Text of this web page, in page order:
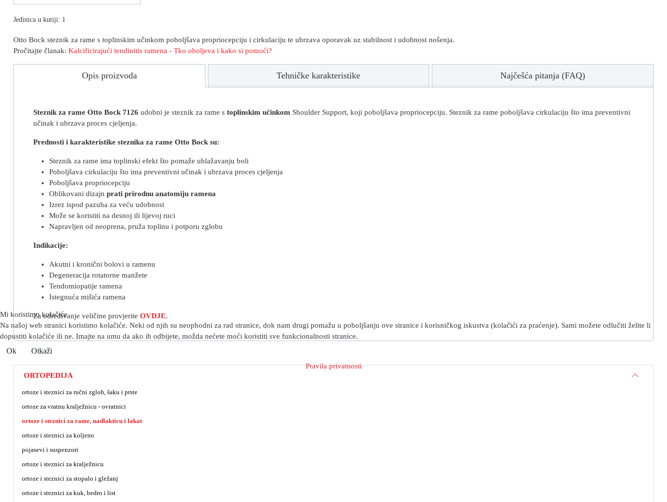
ORTOPEDIJA
ortoze i steznici za ručni zglob, šaku i prste
ortoze za vratnu kralježnicu - ovratnici
ortoze i steznici za rame, nadlakticu i lakat
ortoze i steznici za koljeno
pojasevi i suspenzori
ortoze i steznici za kralježnicu
ortoze i steznici za stopalo i gležanj
ortoze i steznici za kuk, bedro i list
Jedinica u kutiji: 1
Otto Bock steznik za rame s toplinskim učinkom poboljšava propriocepciju i cirkulaciju te ubrzava oporavak uz stabilnost i udobnost nošenja.
Pročitajte članak: Kalcificirajući tendinitis ramena - Tko oboljeva i kako si pomoći?
Opis proizvoda Tehničke karakteristike Najčešća pitanja (FAQ)
Steznik za rame Otto Bock 7126 udobni je steznik za rame s toplinskim učinkom Shoulder Support, koji poboljšava propriocepciju. Steznik za rame poboljšava cirkulaciju što ima preventivni
učinak i ubrzava proces cjeljenja.
Prednosti i karakteristike steznika za rame Otto Bock su:
Steznik za rame ima toplinski efekt što pomaže ublažavanju boli
Poboljšava cirkulaciju što ima preventivni učinak i ubrzava proces cjeljenja
Poboljšava propriocepciju
Oblikovani dizajn prati prirodnu anatomiju ramena
Izrez ispod pazuha za veću udobnost
Može se koristiti na desnoj ili lijevoj ruci
Napravljen od neoprena, pruža toplinu i potporu zglobu
Indikacije:
Akutni i kronični bolovi u ramenu
Degeneracija rotatorne manžete
Tendomiopatije ramena
Istegnuća mišića ramena
Za određivanje veličine provjerite OVDJE.
Mi koristimo kolačiće
Na našoj web stranici koristimo kolačiće. Neki od njih su neophodni za rad stranice, dok nam drugi pomažu u poboljšanju ove stranice i korisničkog iskustva (kolačići za praćenje). Sami možete odlučiti želite li
dopustiti kolačiće ili ne. Imajte na umu da ako ih odbijete, možda nećete moći koristiti sve funkcionalnosti stranice.
Ok Otkaži
Pravila privatnosti